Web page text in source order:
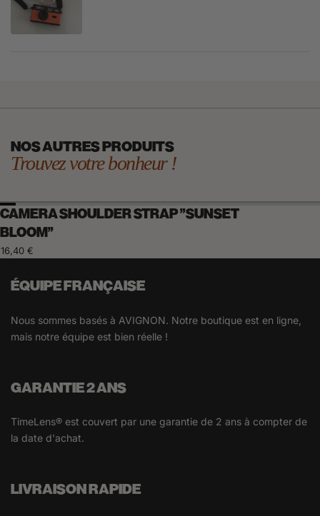
NOS AUTRES PRODUITS
Trouvez votre bonheur !
CAMERA SHOULDER STRAP "SUNSET
BLOOM"
16,40 €
ÉQUIPE FRANÇAISE
Nous sommes basés à AVIGNON. Notre boutique est en ligne,
mais notre équipe est bien réelle !
GARANTIE 2 ANS
TimeLens® est couvert par une garantie de 2 ans à compter de
la date d'achat.
LIVRAISON RAPIDE